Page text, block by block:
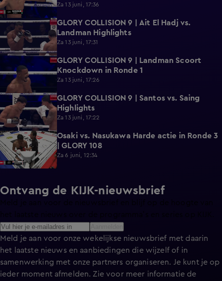
Za 13 juni, 17:36
1:01
GLORY COLLISION 9 | Ait El Hadj vs.
Landman Highlights
Za 13 juni, 17:31
GLORY COLLISION 9 | Landman Scoort
Knockdown in Ronde 1
Za 13 juni, 17:26
0:50
GLORY COLLISION 9 | Santos vs. Saing
Highlights
Za 13 juni, 17:22
0:24
Osaki vs. Nasukawa Harde actie in Ronde 3
| GLORY 108
Za 6 juni, 12:34
Ontvang de KIJK-nieuwsbrief
Meld je aan voor onze wekelijkse nieuwsbrief met daarin
het laatste nieuws en aanbiedingen die wijzelf of in
samenwerking met onze partners organiseren. Je kunt je op
ieder moment afmelden. Zie voor meer informatie de